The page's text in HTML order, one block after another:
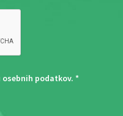
podatkov. *